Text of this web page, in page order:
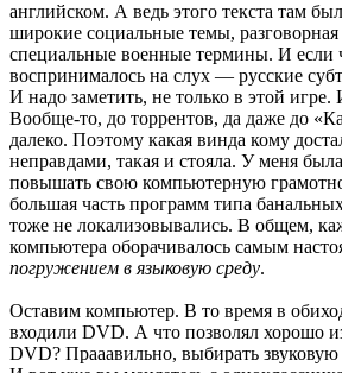
английском. А ведь этого текста там
широкие социальные темы, разговорная
специальные военные термины. И если
воспринималось на слух — русские
И надо заметить, не только в этой игре.
Вообще-то, до торрентов, да даже до
далеко. Поэтому какая винда кому
неправдами, такая и стояла. У меня
повышать свою компьютерную
большая часть программ типа
тоже не локализовывались. В общем,
компьютера оборачивалось самым
погружением в языковую среду.
Оставим компьютер. В то время в
входили DVD. А что позволял хорошо
DVD? Прааавильно, выбирать